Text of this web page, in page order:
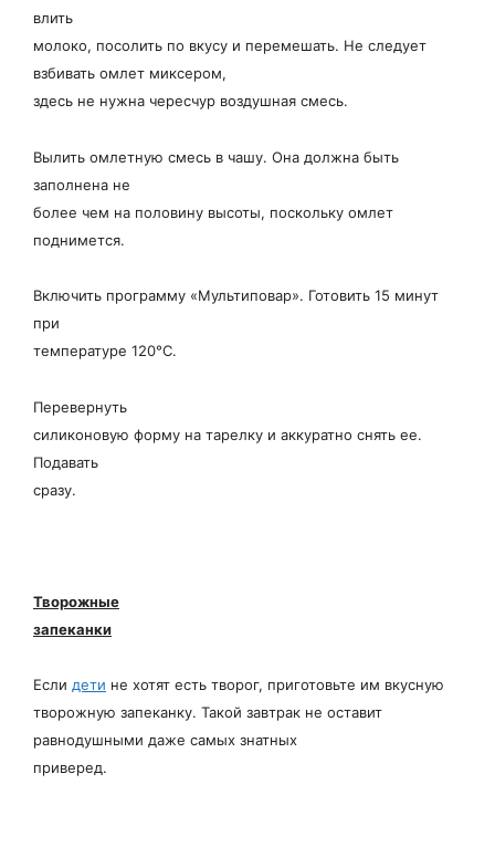
влить
молоко, посолить по вкусу и перемешать. Не следует
взбивать омлет миксером,
здесь не нужна чересчур воздушная смесь.
Вылить омлетную смесь в чашу. Она должна быть
заполнена не
более чем на половину высоты, поскольку омлет
поднимется.
Включить программу «Мультиповар». Готовить 15 минут
при
температуре 120°С.
Перевернуть
силиконовую форму на тарелку и аккуратно снять ее.
Подавать
сразу.
Творожные
запеканки
Если дети не хотят есть творог, приготовьте им вкусную
творожную запеканку. Такой завтрак не оставит
равнодушными даже самых знатных
приверед.